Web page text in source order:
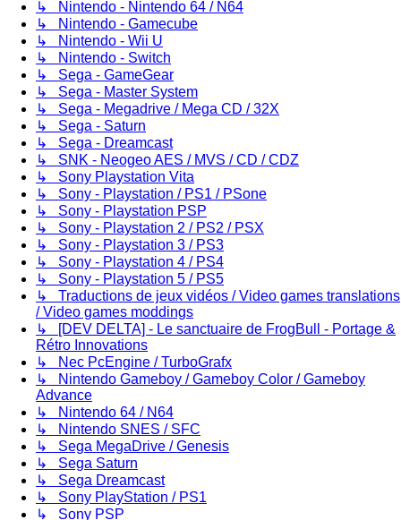
↳ Nintendo - Nintendo 64 / N64
↳ Nintendo - Gamecube
↳ Nintendo - Wii U
↳ Nintendo - Switch
↳ Sega - GameGear
↳ Sega - Master System
↳ Sega - Megadrive / Mega CD / 32X
↳ Sega - Saturn
↳ Sega - Dreamcast
↳ SNK - Neogeo AES / MVS / CD / CDZ
↳ Sony Playstation Vita
↳ Sony - Playstation / PS1 / PSone
↳ Sony - Playstation PSP
↳ Sony - Playstation 2 / PS2 / PSX
↳ Sony - Playstation 3 / PS3
↳ Sony - Playstation 4 / PS4
↳ Sony - Playstation 5 / PS5
↳ Traductions de jeux vidéos / Video games translations
/ Video games moddings
↳ [DEV DELTA] - Le sanctuaire de FrogBull - Portage &
Rétro Innovations
↳ Nec PcEngine / TurboGrafx
↳ Nintendo Gameboy / Gameboy Color / Gameboy
Advance
↳ Nintendo 64 / N64
↳ Nintendo SNES / SFC
↳ Sega MegaDrive / Genesis
↳ Sega Saturn
↳ Sega Dreamcast
↳ Sony PlayStation / PS1
↳ Sony PSP